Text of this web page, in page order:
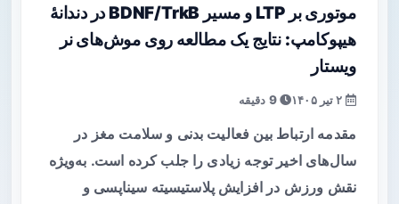
موتوری بر LTP و مسیر BDNF/TrkB در دندانهٔ
هیپوکامپ: نتایج یک مطالعه روی موش‌های نر
ویستار
9 دقیقه
مقدمه ارتباط بین فعالیت بدنی و سلامت مغز در
سال‌های اخیر توجه زیادی را جلب کرده است. به‌ویژه
نقش ورزش در افزایش پلاستیسیته سیناپسی و